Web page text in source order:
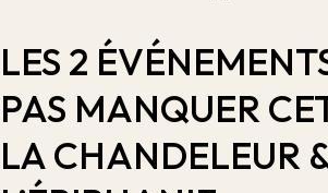
LES 2
PAS MANQUER
LA CHANDELEUR